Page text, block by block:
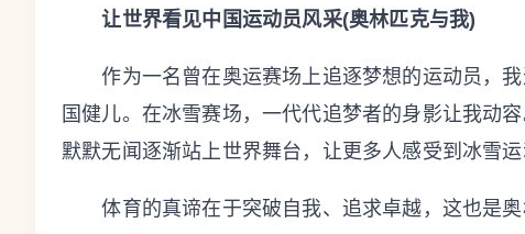
让世界看见中国运动员风采(奥林匹克与我)
作为一名曾在奥运赛场上追逐梦想的运动员，我
国健儿。在冰雪赛场，一代代追梦者的身影让我动
默默无闻逐渐站上世界舞台，让更多人感受到冰雪运
体育的真谛在于突破自我、追求卓越，这也是奥